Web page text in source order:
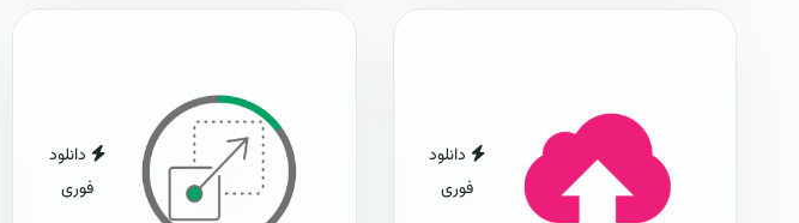
دانلود
فوری
دانلود
فوری